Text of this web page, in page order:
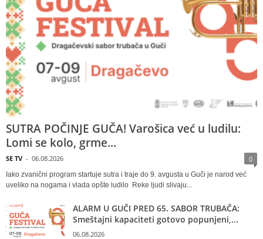
SUTRA POČINJE GUČA! Varošica već u ludilu:
Lomi se kolo, grme...
SE TV - 06.08.2026 0
Iako zvanični program startuje sutra i traje do 9. avgusta u Guči je narod već
uveliko na nogama i vlada opšte ludilo Reke ljudi slivaju...
ALARM U GUČI PRED 65. SABOR TRUBAČA:
Smeštajni kapaciteti gotovo popunjeni,...
06.08.2026